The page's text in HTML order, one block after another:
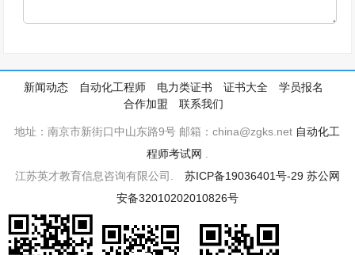
新闻动态 自动化工程师 电力类证书 证书大全
学员报名
合作加盟
联系我们
地址：南京市新街口中山东路9号 邮箱：china@zgks.net 自动化工
程师考试网
江苏英才教育信息咨询有限公司. 苏ICP备19036401号-29 苏公网
安备32010202010826号